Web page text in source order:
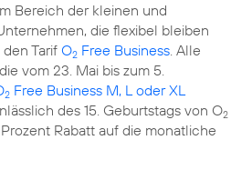
Bereich der kleinen und
die flexibel bleiben
den Tarif O2 Free Business. Alle
vom 23. Mai bis zum 5.
2 Free Business M, L oder XL
des 15. Geburtstags von O2
Rabatt auf die monatliche